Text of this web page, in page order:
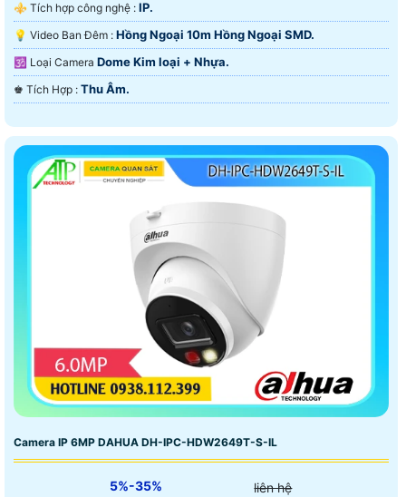
⚜️ Tích hợp công nghệ : IP.
💡 Video Ban Đêm : Hồng Ngoại 10m Hồng Ngoại SMD.
🕉️ Loại Camera Dome Kim loại + Nhựa.
️♚ Tích Hợp : Thu Âm.
Camera IP 6MP DAHUA DH-IPC-HDW2649T-S-IL
5%-35% liên hệ